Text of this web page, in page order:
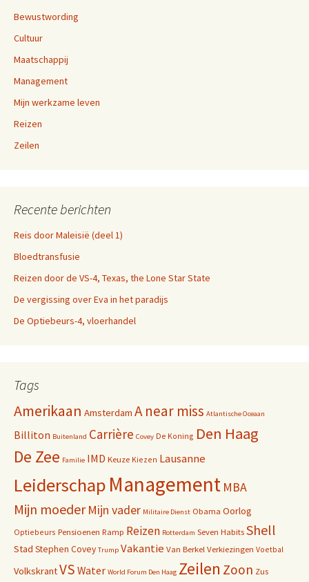
Bewustwording
Cultuur
Maatschappij
Management
Mijn werkzame leven
Reizen
Zeilen
Recente berichten
Reis door Maleisië (deel 1)
Bloedtransfusie
Reizen door de VS-4, Texas, the Lone Star State
De vergissing over Eva in het paradijs
De Optiebeurs-4, vloerhandel
Tags
Amerikaan Amsterdam A near miss Atlantische Oceaan
Billiton Buitenland Carrière Covey De Koning Den Haag
De Zee Familie IMD Keuze Kiezen Lausanne
Leiderschap Management MBA
Mijn moeder Mijn vader Militaire Dienst Obama Oorlog
Optiebeurs Pensioenen Ramp Reizen Rotterdam Seven HabitsShell
Stad Stephen Covey Trump Vakantie Van Berkel Verkiezingen Voetbal
VolkskrantVS Water World Forum Den Haag Zeilen Zoon Zus